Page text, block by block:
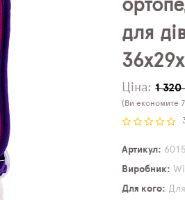
для
Ціна: 1 320
(Ви економите
Артикул
6015
Виробник
Для кого